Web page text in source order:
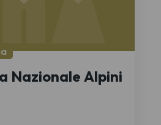
Nazionale Alpini